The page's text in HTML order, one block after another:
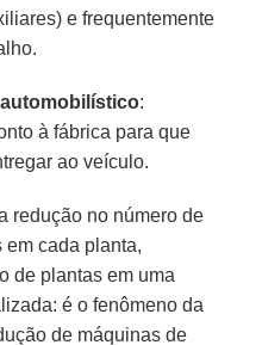
e frequentemente
:
à fábrica para que
ao veículo.
redução no número de
em cada planta,
de plantas em uma
é o fenômeno da
de máquinas de